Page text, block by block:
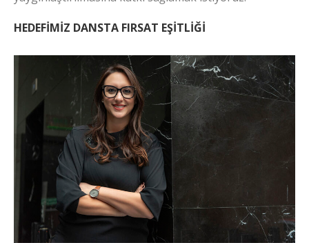
HEDEFİMİZ DANSTA FIRSAT EŞİTLİĞİ